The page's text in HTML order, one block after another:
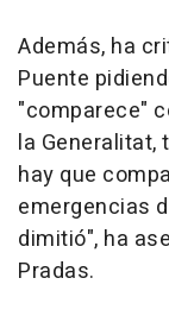
Además, ha
Puente
"comparece"
la Generalitat,
hay que
emergencias
dimitió", ha
Pradas.